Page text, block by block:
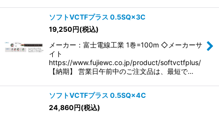
ソフトVCTFプラス 0.5SQ×3C
19,250円(税込)
メーカー：富士電線工業 1巻=100m ◇メーカーサ
イト
https://www.fujiewc.co.jp/product/softvctfplus/
【納期】 営業日午前中のご注文品は、最短で…
ソフトVCTFプラス 0.5SQ×4C
24,860円(税込)